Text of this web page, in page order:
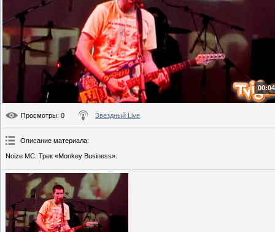
Просмотры: 0 Звездный Live
Описание материала:
Noize MC. Трек «Monkey Business».